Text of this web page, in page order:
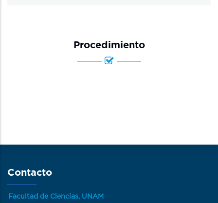
Procedimiento
Contacto
Facultad de Ciencias, UNAM